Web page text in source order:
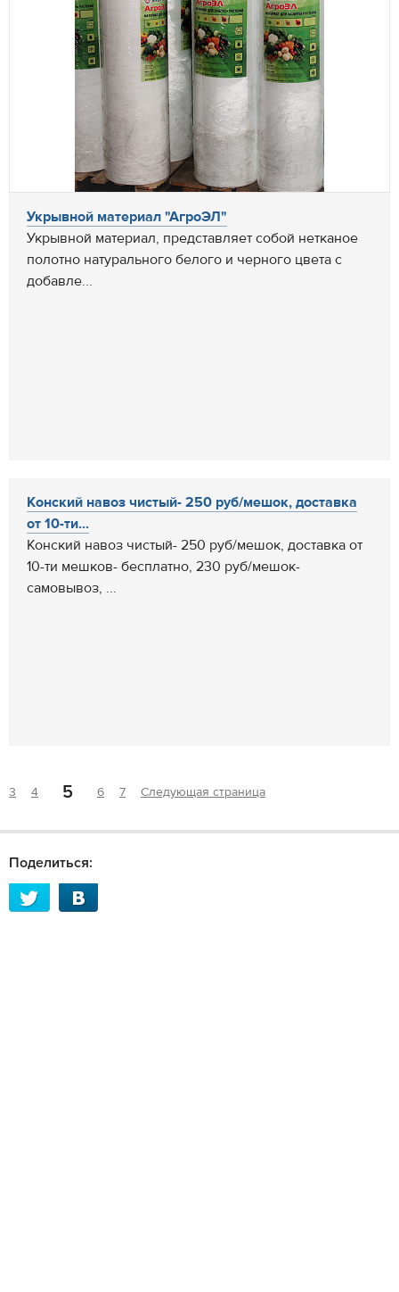
Укрывной материал "АгроЭЛ"
Укрывной материал, представляет собой нетканое
полотно натурального белого и черного цвета с
добавле...
Конский навоз чистый- 250 руб/мешок, доставка
от 10-ти...
Конский навоз чистый- 250 руб/мешок, доставка от
10-ти мешков- бесплатно, 230 руб/мешок-
самовывоз, ...
3 4 5 6 7 Следующая страница
Поделиться: